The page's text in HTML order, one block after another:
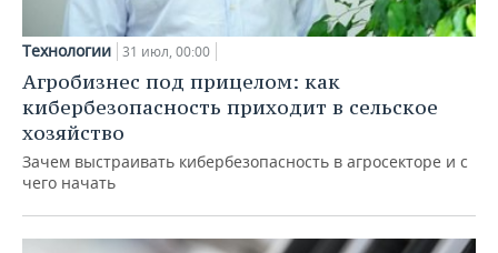
Технологии 31 июл, 00:00
Агробизнес под прицелом: как
кибербезопасность приходит в сельское
хозяйство
Зачем выстраивать кибербезопасность в агросекторе и с
чего начать